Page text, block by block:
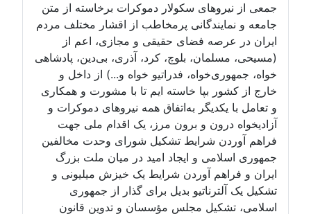
جمعی از نیروهای سکولار دموکرات برخاسته از متن
جامعه و نمایندگانی پرمخاطب از اقشار مختلف مردم
ایران در عرصه فضای حقیقی و مجازی، اعم از
(مسیحی، مسلمان، بلوچ، کرد، آذری، بی‌دین، پادشاهی
خواه، جمهوری‌خواه، فدراتیو خواه و...) از داخل و
خارج از کشور بپا خاسته ایم تا با مشورت و همکاری
و تعامل با یکدیگر به‌اتفاق همه نیروهای دموکرات و
آزادیخواه درون و برون مرز، یک اقدام ملی جهت
فراهم آوردن شرایط تشکیل شورای وحدت مخالفین
جمهوری اسلامی و ایجاد امید در میان ملت بزرگ
ایران و فراهم آوردن شرایط یک خیزش میلیونی و
تشکیل یک آلترناتیو بدیل برای گذار از جمهوری
اسلامی، تشکیل مجلس مؤسسان و تدوین قانون